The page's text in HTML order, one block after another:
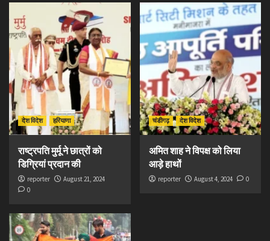
देश विदेश हरियाणा
राष्ट्रपति मुर्मू ने छात्रों को
डिग्रियां प्रदान की
reporter
August 21, 2024
0
चंडीगढ़ देश विदेश
अमित शाह ने विपक्ष को लिया
आड़े हाथों
reporter August 4, 2024 0